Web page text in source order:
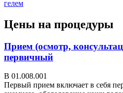
гелем
Цены на процедуры
Прием (осмотр,
первичный
В 01.008.001
Первый прием включает в себя